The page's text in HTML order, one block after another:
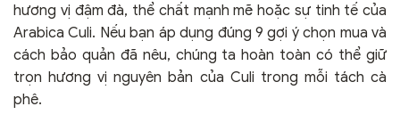
hương vị đậm đà, thể chất mạnh mẽ hoặc sự tinh tế của
Arabica Culi. Nếu bạn áp dụng đúng 9 gợi ý chọn mua và
cách bảo quản đã nêu, chúng ta hoàn toàn có thể giữ
trọn hương vị nguyên bản của Culi trong mỗi tách cà
phê.